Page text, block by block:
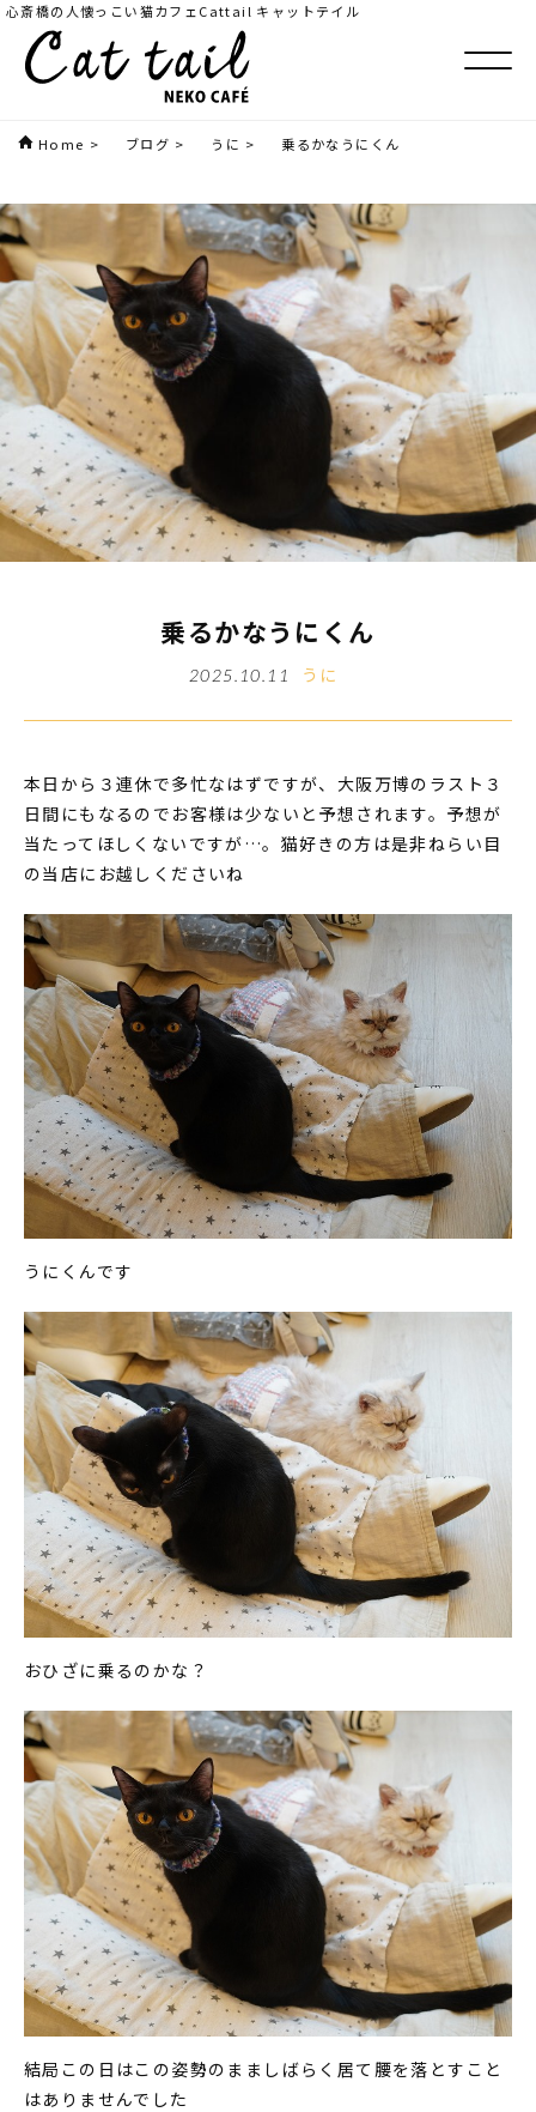
心斎橋の人懐っこい猫カフェCattail キャットテイル
Home > ブログ > うに > 乗るかなうにくん
乗るかなうにくん
2025.10.11 うに
本日から３連休で多忙なはずですが、大阪万博のラスト３
日間にもなるのでお客様は少ないと予想されます。予想が
当たってほしくないですが…。猫好きの方は是非ねらい目
の当店にお越しくださいね
うにくんです
おひざに乗るのかな？
結局この日はこの姿勢のまましばらく居て腰を落とすこと
はありませんでした